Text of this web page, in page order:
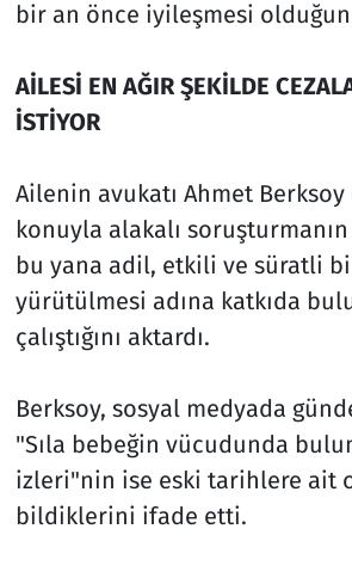
bir an önce iyileşmesi
AİLESİ EN AĞIR ŞEKİLDE
İSTİYOR
Ailenin avukatı Ahmet
konuyla alakalı
bu yana adil, etkili ve süratli
yürütülmesi adına katkıda
çalıştığını aktardı.
Berksoy, sosyal medyada
"Sıla bebeğin vücudunda
izleri"nin ise eski tarihlere ait
bildiklerini ifade etti.